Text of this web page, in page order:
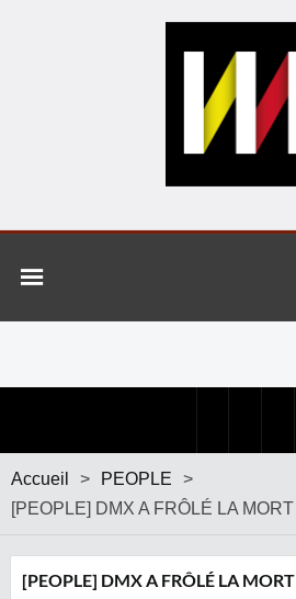
Accueil > PEOPLE
>
[PEOPLE] DMX A FRÔLÉ LA MORT
[PEOPLE] DMX A FRÔLÉ LA MORT